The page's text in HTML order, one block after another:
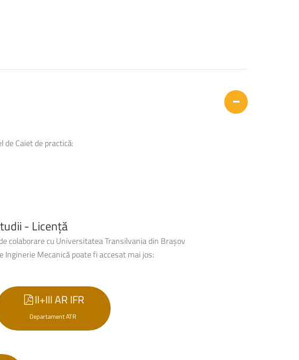
de Caiet de practică:
- Licență
colaborare cu Universitatea Transilvania din Brașov
Inginerie Mecanică poate fi accesat mai jos:
II+III AR IFR
Departament ATR